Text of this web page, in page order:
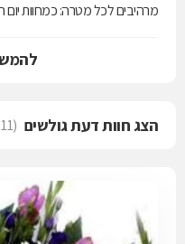
מרהיבים לכל מטרה: כמחוות יום
להמליץ על הזר המושלם לכל
הצג חוות דעת גולשים (11 חוות דעת)